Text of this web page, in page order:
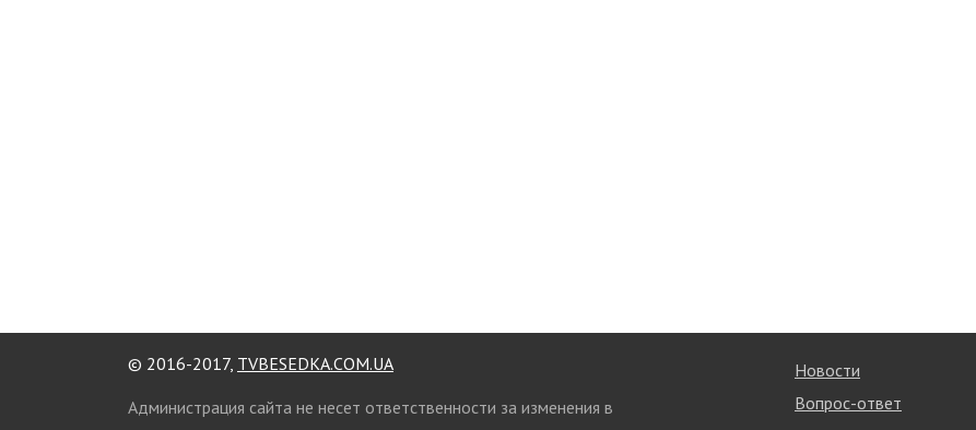
© 2016-2017, TVBESEDKA.COM.UA
Администрация сайта не несет ответственности за изменения в
Новости
Вопрос-ответ